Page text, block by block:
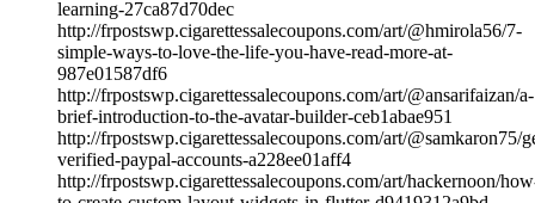
learning-27ca87d70dec
http://frpostswp.cigarettessalecoupons.com/art/@hmirola56/7-
simple-ways-to-love-the-life-you-have-read-more-at-
987e01587df6
http://frpostswp.cigarettessalecoupons.com/art/@ansarifaizan/a-
brief-introduction-to-the-avatar-builder-ceb1abae951
http://frpostswp.cigarettessalecoupons.com/art/@samkaron75/
verified-paypal-accounts-a228ee01aff4
http://frpostswp.cigarettessalecoupons.com/art/hackernoon/